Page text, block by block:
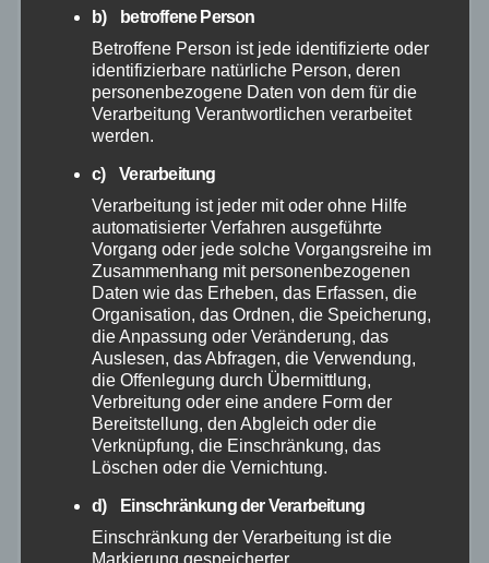
Dezember 2025
November 2025
Oktober 2025
September 2025
August 2025
Juli 2025
Juni 2025
Mai 2025
März 2025
b) betroffene Person
Betroffene Person ist jede identifizierte oder
identifizierbare natürliche Person, deren
personenbezogene Daten von dem für die
Verarbeitung Verantwortlichen verarbeitet
werden.
c) Verarbeitung
Verarbeitung ist jeder mit oder ohne Hilfe
automatisierter Verfahren ausgeführte
Vorgang oder jede solche Vorgangsreihe im
Zusammenhang mit personenbezogenen
Daten wie das Erheben, das Erfassen, die
Organisation, das Ordnen, die Speicherung,
die Anpassung oder Veränderung, das
Auslesen, das Abfragen, die Verwendung,
die Offenlegung durch Übermittlung,
Verbreitung oder eine andere Form der
Bereitstellung, den Abgleich oder die
Verknüpfung, die Einschränkung, das
Löschen oder die Vernichtung.
d) Einschränkung der Verarbeitung
Einschränkung der Verarbeitung ist die
Markierung gespeicherter